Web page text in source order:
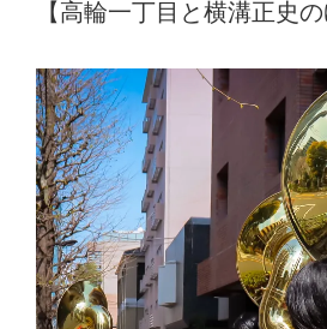
【高輪一丁目と横溝正史の